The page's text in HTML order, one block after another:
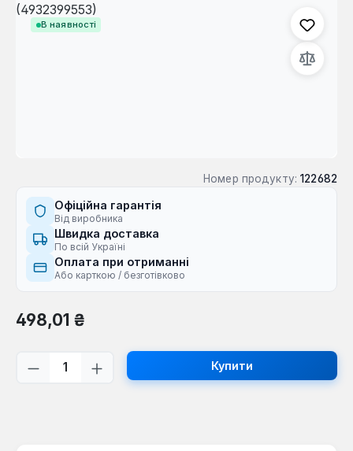
В наявності
Номер продукту: 122682
Офіційна гарантія
Від виробника
Швидка доставка
По всій Україні
Оплата при отриманні
Або карткою / безготівково
Звичайна ціна:
498,01 ₴
Кількість товару: Введіть потрібну
Купити